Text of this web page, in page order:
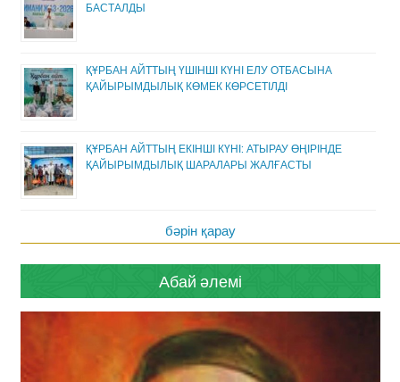
БАСТАЛДЫ
ҚҰРБАН АЙТТЫҢ ҮШІНШІ КҮНІ ЕЛУ ОТБАСЫНА
ҚАЙЫРЫМДЫЛЫҚ КӨМЕК КӨРСЕТІЛДІ
ҚҰРБАН АЙТТЫҢ ЕКІНШІ КҮНІ: АТЫРАУ ӨҢІРІНДЕ
ҚАЙЫРЫМДЫЛЫҚ ШАРАЛАРЫ ЖАЛҒАСТЫ
бәрін қарау
Абай әлемі